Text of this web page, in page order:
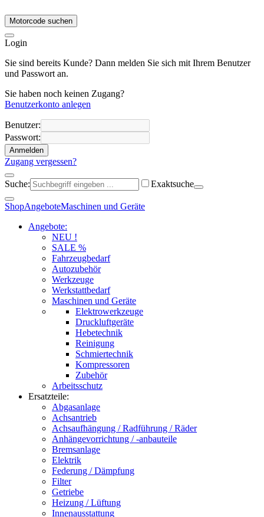
Motorcode suchen
Login
Sie sind bereits Kunde? Dann melden Sie sich mit Ihrem Benutzer
und Passwort an.
Sie haben noch keinen Zugang?
Benutzerkonto anlegen
Benutzer:
Passwort:
Anmelden
Zugang vergessen?
Suche: Exaktsuche
ShopAngeboteMaschinen und Geräte
Angebote:
NEU !
SALE %
Fahrzeugbedarf
Autozubehör
Werkzeuge
Werkstattbedarf
Maschinen und Geräte
Elektrowerkzeuge
Druckluftgeräte
Hebetechnik
Reinigung
Schmiertechnik
Kompressoren
Zubehör
Arbeitsschutz
Ersatzteile:
Abgasanlage
Achsantrieb
Achsaufhängung / Radführung / Räder
Anhängevorrichtung / -anbauteile
Bremsanlage
Elektrik
Federung / Dämpfung
Filter
Getriebe
Heizung / Lüftung
Innenausstattung